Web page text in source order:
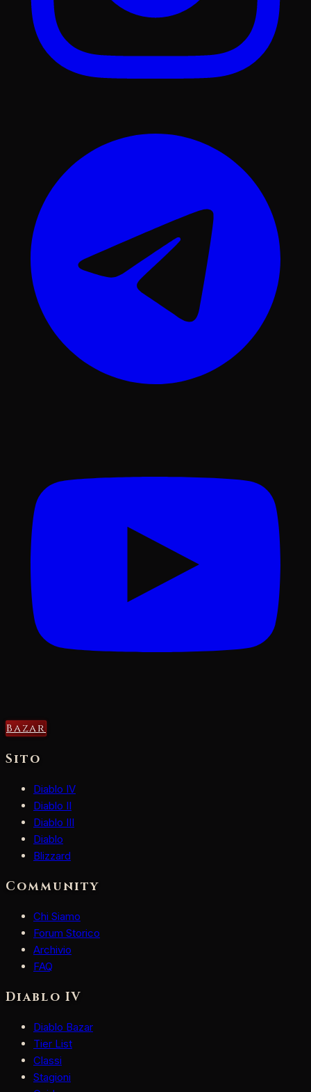
Bazar
Sito
Diablo IV
Diablo II
Diablo III
Diablo
Blizzard
Community
Chi Siamo
Forum Storico
Archivio
FAQ
Diablo IV
Diablo Bazar
Tier List
Classi
Stagioni